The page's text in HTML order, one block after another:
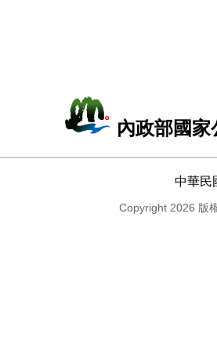
內政部國
中華民
Copyright 2026 版